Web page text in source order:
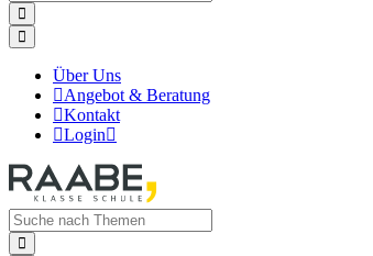


Über Uns
Angebot & Beratung
Kontakt
Login
